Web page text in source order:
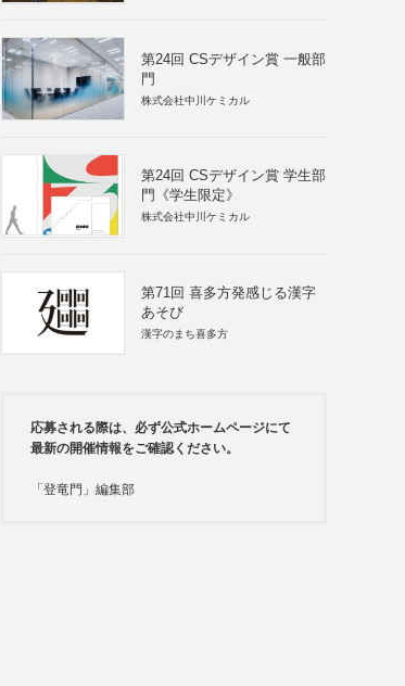
第24回 CSデザイン賞 一般部
門
株式会社中川ケミカル
第24回 CSデザイン賞 学生部
門《学生限定》
株式会社中川ケミカル
第71回 喜多方発感じる漢字
あそび
漢字のまち喜多方
応募される際は、必ず公式ホームページにて
最新の開催情報をご確認ください。
「登竜門」編集部